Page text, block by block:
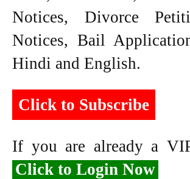
Notices, Divorce
Notices, Bail
Hindi and English.
Click to Subscribe
If you are already a
Click to Login Now